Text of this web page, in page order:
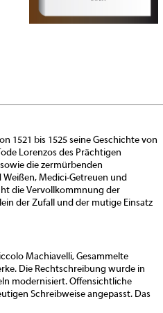
1521 bis 1525 seine Geschichte von
Lorenzos des Prächtigen
die zermürbenden
Medici-Getreuen und
die Vervollkommnung der
der Zufall und der mutige Einsatz
Machiavelli, Gesammelte
Die Rechtschreibung wurde in
modernisiert. Offensichtliche
Schreibweise angepasst. Das